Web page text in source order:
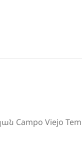
Campo Viejo